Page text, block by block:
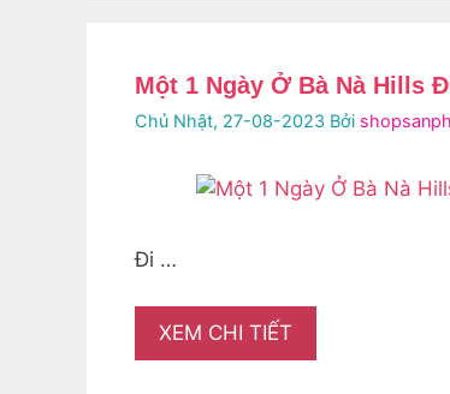
Một 1 Ngày Ở Bà Nà Hills
Chủ Nhật, 27-08-2023 Bởi
Đi …
XEM CHI TIẾT